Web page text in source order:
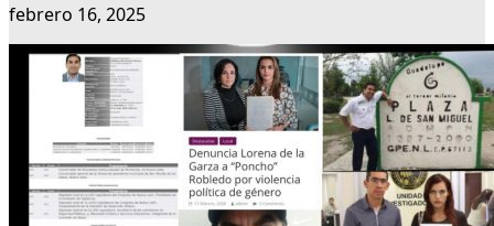
febrero 16, 2025